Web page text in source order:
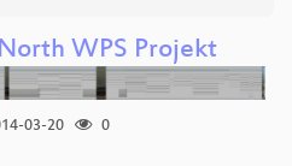
WPS Projekt
03-20
0